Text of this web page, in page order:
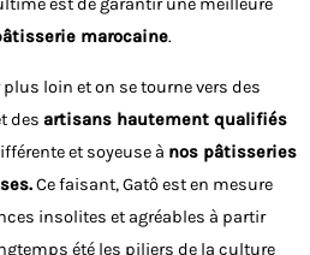
est de garantir une meilleure
marocaine.
loin et on se tourne vers des
des artisans hautement qualifiés
et soyeuse à nos pâtisseries
Ce faisant, Gatô est en mesure
insolites et agréables à partir
été les piliers de la culture